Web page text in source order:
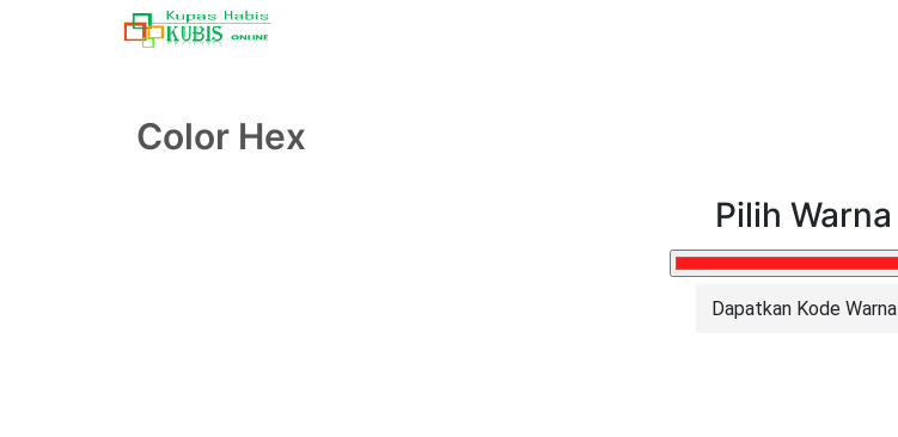
Color Hex
Pilih Warna
Dapatkan Kode Warna